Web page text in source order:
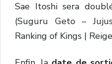
Sae Itoshi sera
(Suguru Geto –
Ranking of Kings |